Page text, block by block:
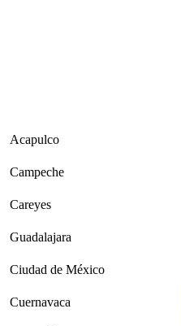
Acapulco
Campeche
Careyes
Guadalajara
Ciudad de México
Cuernavaca